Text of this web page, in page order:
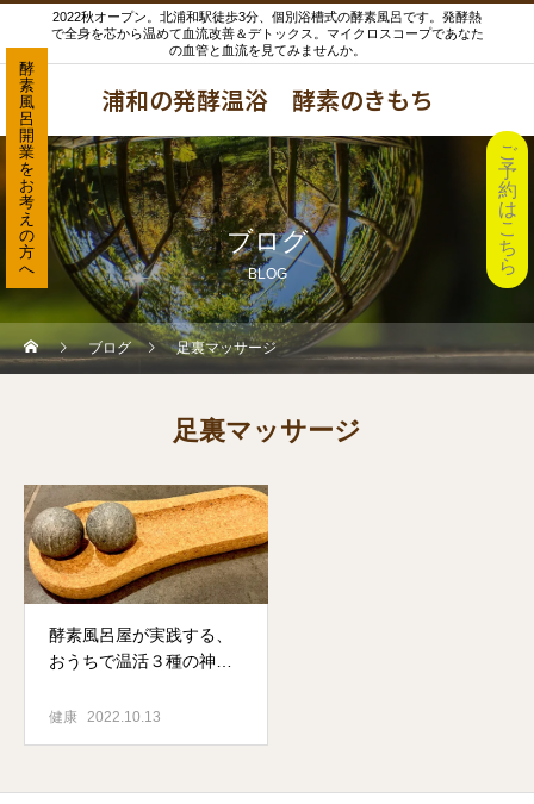
2022秋オープン。北浦和駅徒歩3分、個別浴槽式の酵素風呂です。発酵熱
で全身を芯から温めて血流改善＆デトックス。マイクロスコープであなた
の血管と血流を見てみませんか。
浦和の発酵温浴 酵素のきもち
ブログ
BLOG
ブログ 足裏マッサージ
足裏マッサージ
酵素風呂屋が実践する、
おうちで温活３種の神器
健康 2022.10.13
ご
予
約
は
こ
ち
ら
酵
素
風
呂
開
業
を
お
考
え
の
方
へ